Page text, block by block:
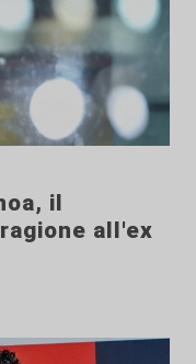
il
all'ex